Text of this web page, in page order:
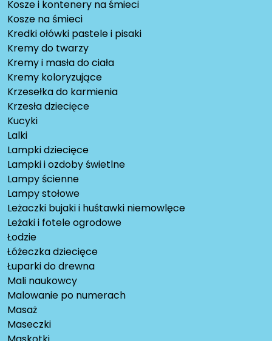
Kosze i kontenery na śmieci
Kosze na śmieci
Kredki ołówki pastele i pisaki
Kremy do twarzy
Kremy i masła do ciała
Kremy koloryzujące
Krzesełka do karmienia
Krzesła dziecięce
Kucyki
Lalki
Lampki dziecięce
Lampki i ozdoby świetlne
Lampy ścienne
Lampy stołowe
Leżaczki bujaki i huśtawki niemowlęce
Leżaki i fotele ogrodowe
Łodzie
Łóżeczka dziecięce
Łuparki do drewna
Mali naukowcy
Malowanie po numerach
Masaż
Maseczki